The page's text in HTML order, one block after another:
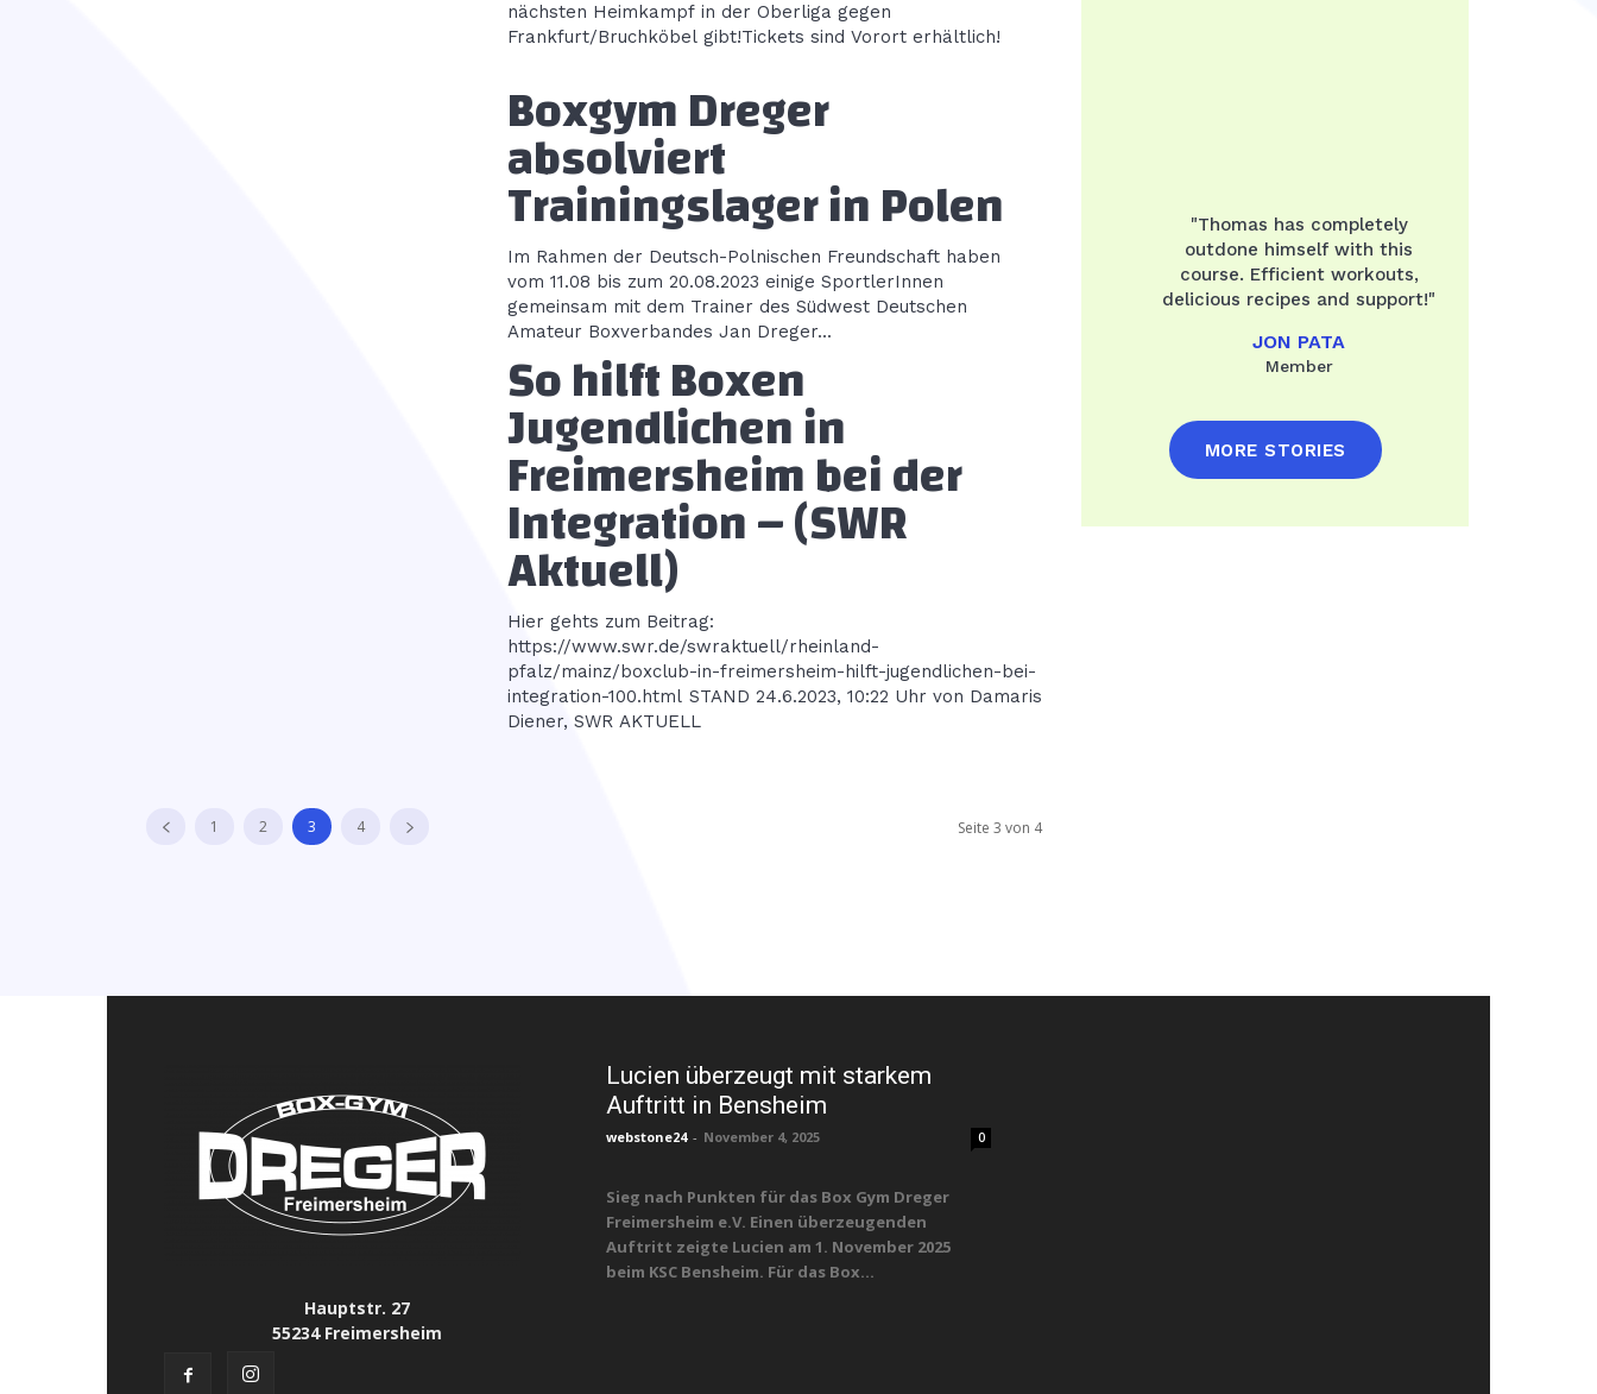
nächsten Heimkampf in der Oberliga gegen
Frankfurt/Bruchköbel gibt!Tickets sind Vorort erhältlich!
Boxgym Dreger
absolviert
Trainingslager in Polen
Im Rahmen der Deutsch-Polnischen Freundschaft haben
vom 11.08 bis zum 20.08.2023 einige SportlerInnen
gemeinsam mit dem Trainer des Südwest Deutschen
Amateur Boxverbandes Jan Dreger...
So hilft Boxen
Jugendlichen in
Freimersheim bei der
Integration – (SWR
Aktuell)
Hier gehts zum Beitrag:
https://www.swr.de/swraktuell/rheinland-
pfalz/mainz/boxclub-in-freimersheim-hilft-jugendlichen-bei-
integration-100.html STAND 24.6.2023, 10:22 Uhr von Damaris
Diener, SWR AKTUELL
1 2 3 4 Seite 3 von 4
"Thomas has completely
outdone himself with this
course. Efficient workouts,
delicious recipes and support!"
JON PATA
Member
MORE STORIES
Hauptstr. 27
55234 Freimersheim
Lucien überzeugt mit starkem
Auftritt in Bensheim
webstone24 - November 4, 2025 0
Sieg nach Punkten für das Box Gym Dreger
Freimersheim e.V. Einen überzeugenden
Auftritt zeigte Lucien am 1. November 2025
beim KSC Bensheim. Für das Box...